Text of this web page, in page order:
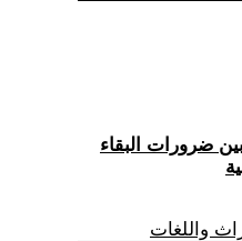
ضرورات البقاء
واللغات